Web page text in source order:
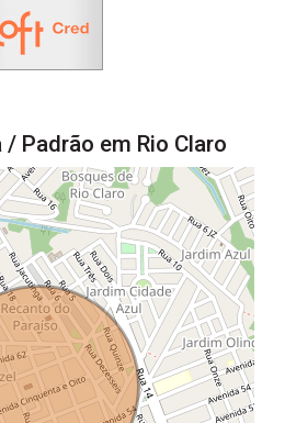
Padrão em Rio Claro